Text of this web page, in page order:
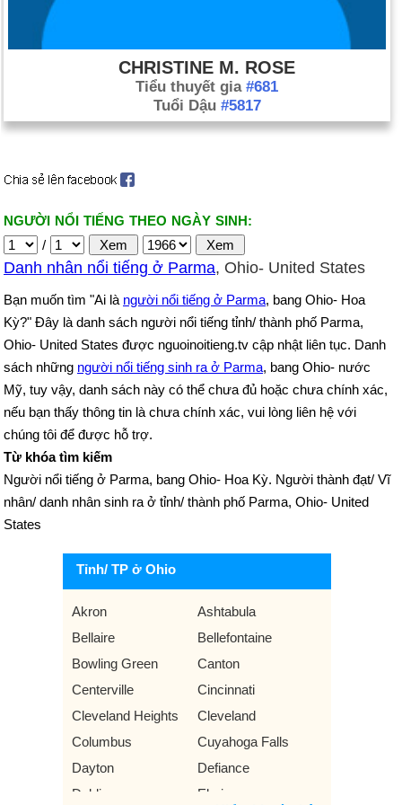
CHRISTINE M. ROSE
Tiểu thuyết gia #681
Tuổi Dậu #5817
NGƯỜI NỔI TIẾNG THEO NGÀY SINH:
/
Danh nhân nổi tiếng ở Parma, Ohio- United States
Bạn muốn tìm "Ai là người nổi tiếng ở Parma, bang Ohio- Hoa
Kỳ?" Đây là danh sách người nổi tiếng tỉnh/ thành phố Parma,
Ohio- United States được nguoinoitieng.tv cập nhật liên tục. Danh
sách những người nổi tiếng sinh ra ở Parma, bang Ohio- nước
Mỹ, tuy vậy, danh sách này có thể chưa đủ hoặc chưa chính xác,
nếu bạn thấy thông tin là chưa chính xác, vui lòng liên hệ với
chúng tôi để được hỗ trợ.
Từ khóa tìm kiếm
Người nổi tiếng ở Parma, bang Ohio- Hoa Kỳ. Người thành đạt/ Vĩ
nhân/ danh nhân sinh ra ở tỉnh/ thành phố Parma, Ohio- United
States
Tỉnh/ TP ở Ohio
Akron
Ashtabula
Bellaire
Bellefontaine
Bowling Green
Canton
Centerville
Cincinnati
Cleveland Heights
Cleveland
Columbus
Cuyahoga Falls
Dayton
Defiance
Dublin
Elyria